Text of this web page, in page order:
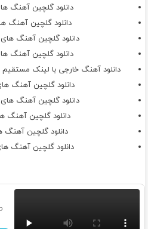
دانلود گلچین آهنگ
دانلود گلچین آهنگ
دانلود گلچین آهنگ
دانلود گلچین آهنگ
دانلود آهنگ خارجی با لینک
دانلود گلچین آهنگ
دانلود گلچین آهنگ های
دانلود گلچین آهنگ
دانلود گلچین آهنگ
دانلود گلچین آهنگ